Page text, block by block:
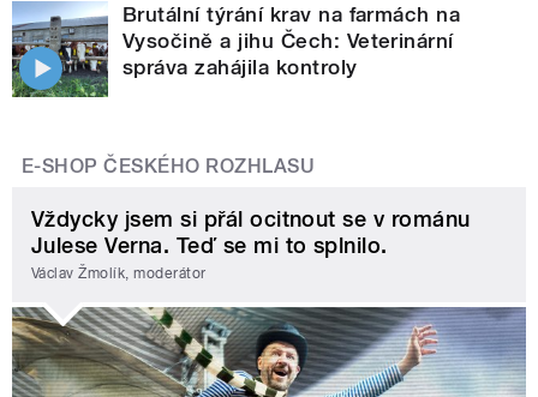
Brutální týrání krav na farmách na
Vysočině a jihu Čech: Veterinární
správa zahájila kontroly
E-SHOP ČESKÉHO ROZHLASU
Vždycky jsem si přál ocitnout se v románu
Julese Verna. Teď se mi to splnilo.
Václav Žmolík, moderátor